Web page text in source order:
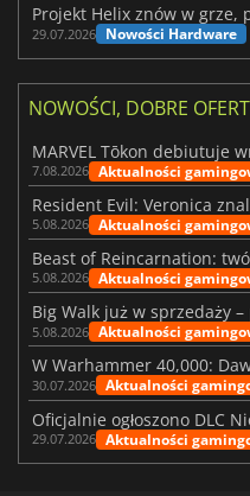
29.07.2026 Nowości Hardware
NOWOŚCI, DOBRE
7.08.2026 Aktualności
5.08.2026 Aktualności
5.08.2026 Aktualności
5.08.2026 Aktualności
30.07.2026 Aktualności
Oficjalnie ogłoszono DLC
29.07.2026 Aktualności